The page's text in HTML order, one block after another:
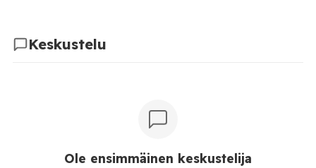
Keskustelu
Ole ensimmäinen keskustelija